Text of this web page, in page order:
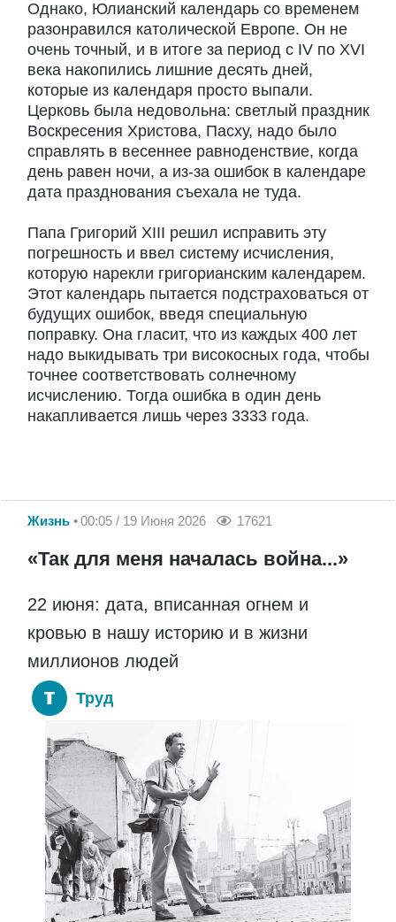
Однако, Юлианский календарь со временем
разонравился католической Европе. Он не
очень точный, и в итоге за период с IV по XVI
века накопились лишние десять дней,
которые из календаря просто выпали.
Церковь была недовольна: светлый праздник
Воскресения Христова, Пасху, надо было
справлять в весеннее равноденствие, когда
день равен ночи, а из-за ошибок в календаре
дата празднования съехала не туда.
Папа Григорий XIII решил исправить эту
погрешность и ввел систему исчисления,
которую нарекли григорианским календарем.
Этот календарь пытается подстраховаться от
будущих ошибок, введя специальную
поправку. Она гласит, что из каждых 400 лет
надо выкидывать три високосных года, чтобы
точнее соответствовать солнечному
исчислению. Тогда ошибка в один день
накапливается лишь через 3333 года.
Жизнь 00:05 / 19 Июня 2026 17621
«Так для меня началась война...»
22 июня: дата, вписанная огнем и
кровью в нашу историю и в жизни
миллионов людей
Труд